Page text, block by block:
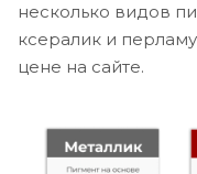
несколько видов
ксералик и
цене на сайте.